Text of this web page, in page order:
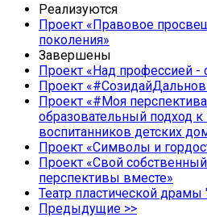
Реализуются
Проект «Правовое
поколения»
Завершены
Проект «Над профессией -
Проект
Проект «#Моя
образовательный подход
воспитанников детских
Проект «Символы и
Проект «Свой
перспективы вместе»
Театр пластической драмы
Предыдущие >>